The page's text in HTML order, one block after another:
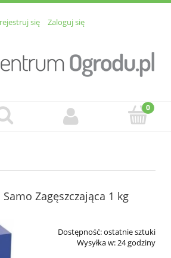
się Zaloguj się
Zagęszczająca 1 kg
Dostępność:ostatnie sztuki
Wysyłka w:24 godziny